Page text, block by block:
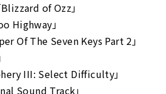
of Ozz」
Highway」
Of The Seven Keys Part 2」
III: Select Difficulty」
Sound Track」